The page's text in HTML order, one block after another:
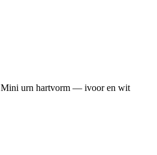
Mini urn hartvorm — ivoor en wit